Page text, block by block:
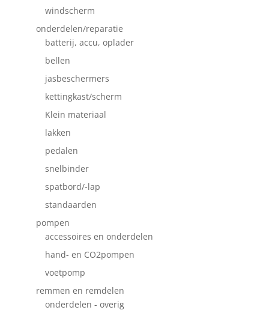
windscherm
onderdelen/reparatie
batterij, accu, oplader
bellen
jasbeschermers
kettingkast/scherm
Klein materiaal
lakken
pedalen
snelbinder
spatbord/-lap
standaarden
pompen
accessoires en onderdelen
hand- en CO2pompen
voetpomp
remmen en remdelen
onderdelen - overig